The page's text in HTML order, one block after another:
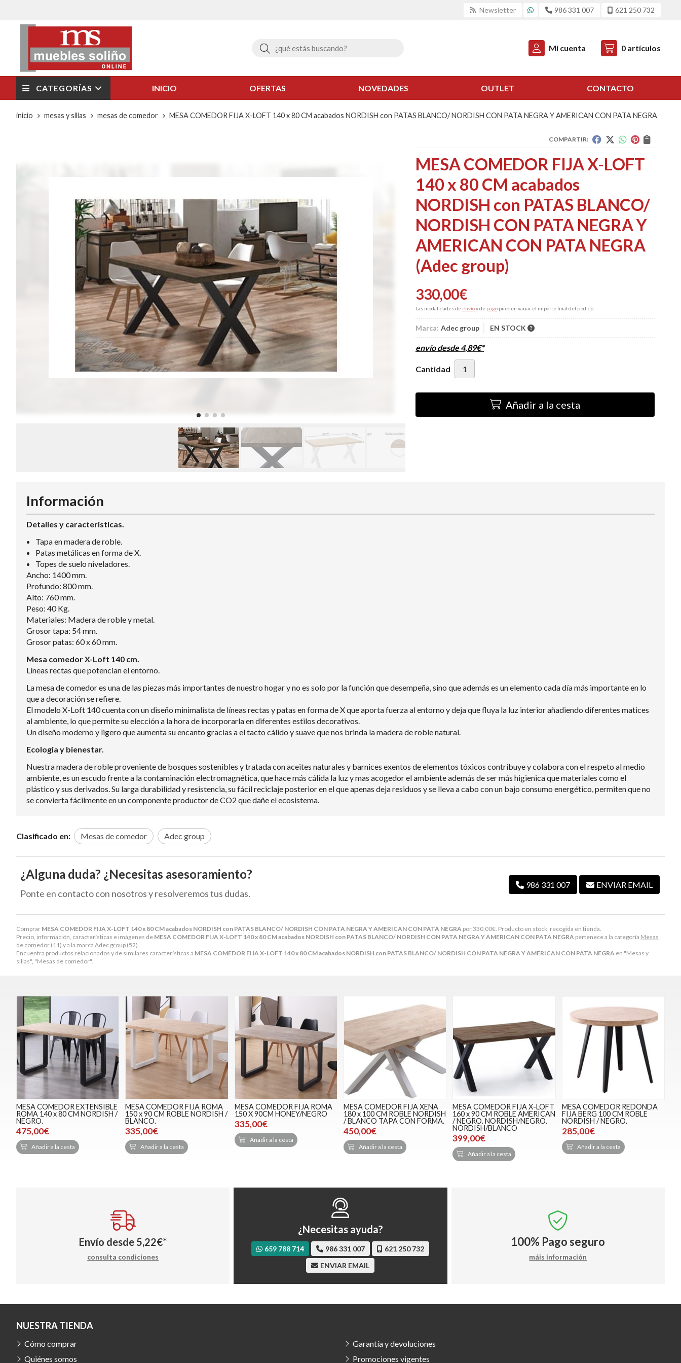
Newsletter 986 331 007 621 250 732
Buscar Mi cuenta 0 artículos
CATEGORÍAS INICIO OFERTAS NOVEDADES OUTLET CONTACTO
inicio mesas y sillas mesas de comedor MESA COMEDOR FIJA X-LOFT 140 x 80 CM acabados NORDISH con PATAS BLANCO/ NORDISH CON PATA NEGRA Y AMERICAN CON PATA NEGRA
COMPARTIR:
MESA COMEDOR FIJA X-LOFT
140 x 80 CM acabados
NORDISH con PATAS BLANCO/
NORDISH CON PATA NEGRA Y
AMERICAN CON PATA NEGRA
(Adec group)
330,00€
Las modalidades de envíoy de pago pueden variar el importe final del pedido.
Marca: Adec group EN STOCK
envío desde4,89€*
Cantidad
Añadir a la cesta
Comprar MESA COMEDOR FIJA X-LOFT 140 x 80 CM acabados NORDISH con PATAS BLANCO/ NORDISH CON PATA NEGRA Y AMERICAN CON PATA NEGRA por330,00€. Producto en stock, recogida en tienda.
Precio, información, características e imágenes de MESA COMEDOR FIJA X-LOFT 140 x 80 CM acabados NORDISH con PATAS BLANCO/ NORDISH CON PATA NEGRA Y AMERICAN CON PATA NEGRA pertenece a la categoría Mesas
de comedor (11) y a la marca Adec group (52).
Encuentra productos relacionados y de similares características a MESA COMEDOR FIJA X-LOFT 140 x 80 CM acabados NORDISH con PATAS BLANCO/ NORDISH CON PATA NEGRA Y AMERICAN CON PATA NEGRA en "Mesas y
sillas", "Mesas de comedor".
Información
Detalles y caracteristicas.
Tapa en madera de roble.
Patas metálicas en forma de X.
Topes de suelo niveladores.
Ancho: 1400 mm.
Profundo: 800 mm.
Alto: 760 mm.
Peso: 40 Kg.
Materiales: Madera de roble y metal.
Grosor tapa: 54 mm.
Grosor patas: 60 x 60 mm.
Mesa comedor X-Loft 140 cm.
Líneas rectas que potencian el entorno.
La mesa de comedor es una de las piezas más importantes de nuestro hogar y no es solo por la función que desempeña, sino que además es un elemento cada día más importante en lo
que a decoración se refiere.
El modelo X-Loft 140 cuenta con un diseño minimalista de líneas rectas y patas en forma de X que aporta fuerza al entorno y deja que fluya la luz interior añadiendo diferentes matices
al ambiente, lo que permite su elección a la hora de incorporarla en diferentes estilos decorativos.
Un diseño moderno y ligero que aumenta su encanto gracias a el tacto cálido y suave que nos brinda la madera de roble natural.
Ecologia y bienestar.
Nuestra madera de roble proveniente de bosques sostenibles y tratada con aceites naturales y barnices exentos de elementos tóxicos contribuye y colabora con el respeto al medio
ambiente, es un escudo frente a la contaminación electromagnética, que hace más cálida la luz y mas acogedor el ambiente además de ser más higienica que materiales como el
plástico y sus derivados. Su larga durabilidad y resistencia, su fácil reciclaje posterior en el que apenas deja residuos y se lleva a cabo con un bajo consumo energético, permiten que no
se convierta fácilmente en un componente productor de CO2 que dañe el ecosistema.
Clasificado en: Mesas de comedor Adec group
¿Alguna duda? ¿Necesitas asesoramiento?
Ponte en contacto con nosotros y resolveremos tus dudas.
986 331 007 ENVIAR EMAIL
MESA COMEDOR EXTENSIBLE
ROMA 140 x 80 CM NORDISH /
NEGRO.
475,00€
Añadir a la cesta
MESA COMEDOR FIJA ROMA
150 x 90 CM ROBLE NORDISH /
BLANCO.
335,00€
Añadir a la cesta
MESA COMEDOR FIJA ROMA
150 X 90CM HONEY/NEGRO
335,00€
Añadir a la cesta
MESA COMEDOR FIJA XENA
180 x 100 CM ROBLE NORDISH
/ BLANCO TAPA CON FORMA.
450,00€
Añadir a la cesta
MESA COMEDOR FIJA X-LOFT
160 x 90 CM ROBLE AMERICAN
/ NEGRO. NORDISH/NEGRO.
NORDISH/BLANCO
399,00€
Añadir a la cesta
MESA COMEDOR REDONDA
FIJA BERG 100 CM ROBLE
NORDISH / NEGRO.
285,00€
Añadir a la cesta
Envío desde 5,22€*
consulta condiciones
¿Necesitas ayuda?
659 788 714 986 331 007
621 250 732
ENVIAR EMAIL
100% Pago seguro
máis información
NUESTRA TIENDA
Cómo comprar
Quiénes somos
Garantía y devoluciones
Promociones vigentes